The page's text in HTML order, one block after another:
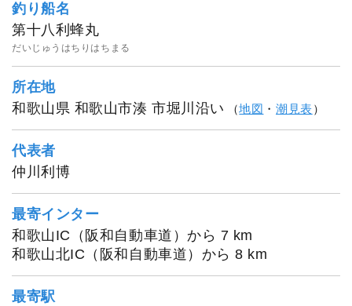
釣り船名
第十八利蜂丸
だいじゅうはちりはちまる
所在地
和歌山県 和歌山市湊 市堀川沿い
（地図 ・潮見表）
代表者
仲川利博
最寄インター
和歌山IC（阪和自動車道）から 7 km
和歌山北IC（阪和自動車道）から 8 km
最寄駅